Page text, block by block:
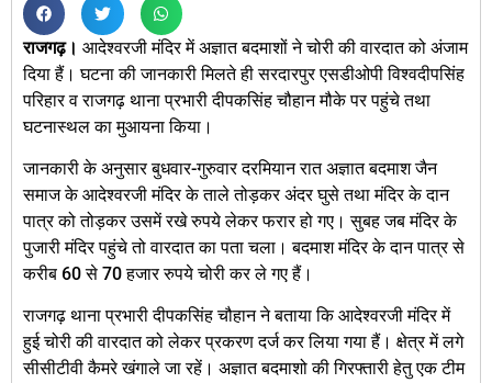
राजगढ़। आदेश्वरजी मंदिर में अज्ञात बदमाशों ने चोरी की वारदात को अंजाम
दिया हैं। घटना की जानकारी मिलते ही सरदारपुर एसडीओपी विश्वदीपसिंह
परिहार व राजगढ़ थाना प्रभारी दीपकसिंह चौहान मौके पर पहुंचे तथा
घटनास्थल का मुआयना किया।
जानकारी के अनुसार बुधवार-गुरुवार दरमियान रात अज्ञात बदमाश जैन
समाज के आदेश्वरजी मंदिर के ताले तोड़कर अंदर घुसे तथा मंदिर के दान
पात्र को तोड़कर उसमें रखे रुपये लेकर फरार हो गए। सुबह जब मंदिर के
पुजारी मंदिर पहुंचे तो वारदात का पता चला। बदमाश मंदिर के दान पात्र से
करीब 60 से 70 हजार रुपये चोरी कर ले गए हैं।
राजगढ़ थाना प्रभारी दीपकसिंह चौहान ने बताया कि आदेश्वरजी मंदिर में
हुई चोरी की वारदात को लेकर प्रकरण दर्ज कर लिया गया हैं। क्षेत्र में लगे
सीसीटीवी कैमरे खंगाले जा रहें। अज्ञात बदमाशो की गिरफ्तारी हेतु एक टीम